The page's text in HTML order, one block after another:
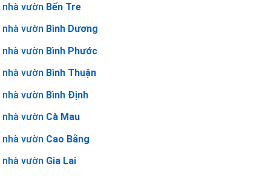
nhà vườn Bến Tre
nhà vườn Bình Dương
nhà vườn Bình Phước
nhà vườn Bình Thuận
nhà vườn Bình Định
nhà vườn Cà Mau
nhà vườn Cao Bằng
nhà vườn Gia Lai